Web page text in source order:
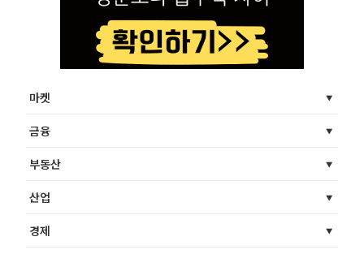
마켓
금융
부동산
산업
경제